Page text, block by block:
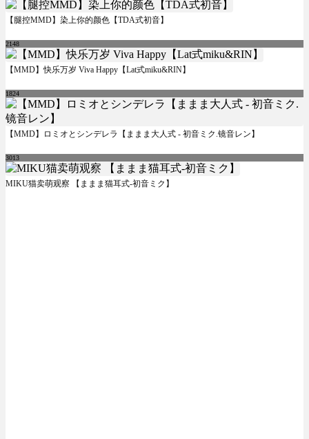
【腿控MMD】染上你的颜色【TDA式初音】
2148
【MMD】快乐万岁 Viva Happy【Lat式miku&RIN】
1824
【MMD】ロミオとシンデレラ【ままま大人式 - 初音ミク.镜音レン】
3013
MIKU猫卖萌观察 【ままま猫耳式-初音ミク】